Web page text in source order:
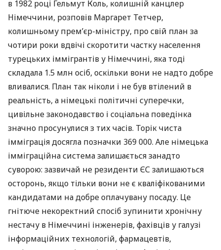
в 1982 році Гельмут Коль, колишній канцлер
Німеччини, розповів Маргарет Тетчер,
колишньому прем’єр-міністру, про свій план за
чотири роки вдвічі скоротити частку населення
турецьких іммігрантів у Німеччині, яка тоді
складала 1.5 млн осіб, оскільки вони не надто добре
вливалися. План так ніколи і не був втілений в
реальність, а німецькі політичні суперечки,
цивільне законодавство і соціальна поведінка
значно просунулися з тих часів. Торік чиста
імміграція досягла позначки 369 000. Але німецька
імміграційна система залишається занадто
суворою: зазвичай не резиденти ЄС залишаються
осторонь, якщо тільки вони не є кваліфікованими
кандидатами на добре оплачувану посаду. Це
гнітюче некоректний спосіб зупинити хронічну
нестачу в Німеччині інженерів, фахівців у галузі
інформаційних технологій, фармацевтів,